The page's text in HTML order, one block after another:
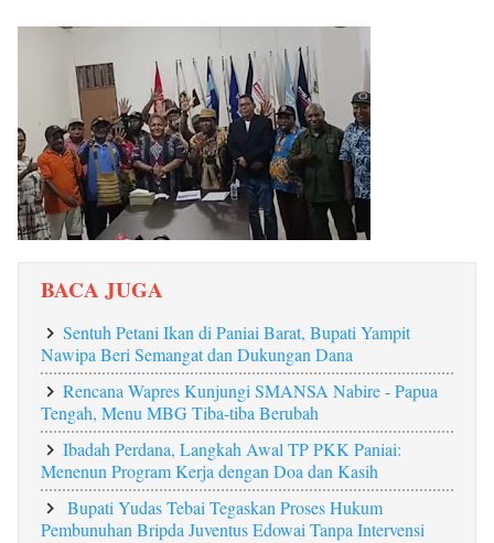
BACA JUGA
Sentuh Petani Ikan di Paniai Barat, Bupati Yampit
Nawipa Beri Semangat dan Dukungan Dana
Rencana Wapres Kunjungi SMANSA Nabire - Papua
Tengah, Menu MBG Tiba-tiba Berubah
Ibadah Perdana, Langkah Awal TP PKK Paniai:
Menenun Program Kerja dengan Doa dan Kasih
Bupati Yudas Tebai Tegaskan Proses Hukum
Pembunuhan Bripda Juventus Edowai Tanpa Intervensi